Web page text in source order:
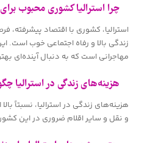
چرا استرالیا کشوری محبوب
استرالیا، کشوری با اقتصاد
زندگی بالا و رفاه اجتماعی خوب است.
مهاجرانی است که به دنبال آینده‌ای
هزینه‌های زندگی در استرالیا
هزینه‌های زندگی در استرالیا، نسبتاً
و نقل و سایر اقلام ضروری در این